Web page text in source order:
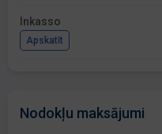
Inkasso
Apskatīt
Nodokļu maksājumi